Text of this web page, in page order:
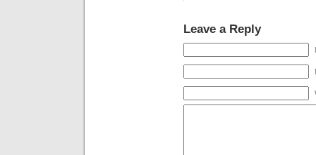
Leave a Reply